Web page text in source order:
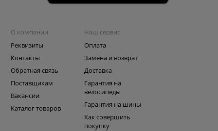
О компании
Реквизиты
Контакты
Обратная связь
Поставщикам
Вакансии
Каталог товаров
Наш сервис
Оплата
Замена и возврат
Доставка
Гарантия на
велосипеды
Гарантия на шины
Как совершить
покупку